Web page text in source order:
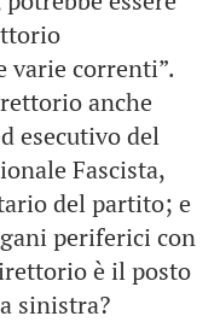
varie correnti”.
anche
esecutivo del
Fascista,
del partito; e
periferici con
è il posto
sinistra?